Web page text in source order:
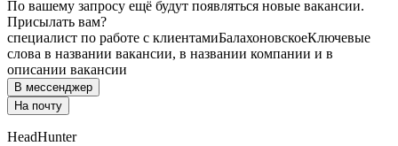
По вашему запросу ещё будут появляться новые вакансии.
Присылать вам?
специалист по работе с клиентамиБалахоновскоеКлючевые
слова в названии вакансии, в названии компании и в
описании вакансии
В мессенджер
На почту
HeadHunter